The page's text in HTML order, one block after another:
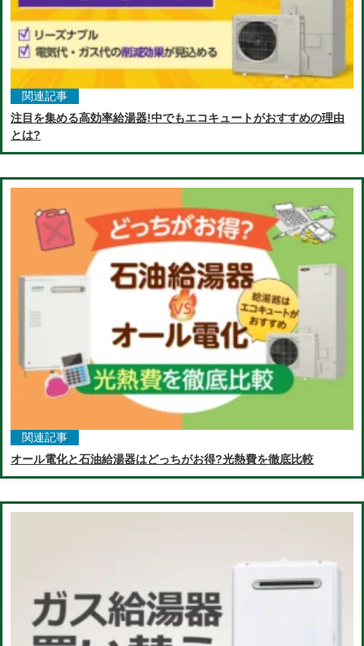
関連記事
注目を集める高効率給湯器!中でもエコキュートがおすすめの理由
とは?
関連記事
オール電化と石油給湯器はどっちがお得?光熱費を徹底比較